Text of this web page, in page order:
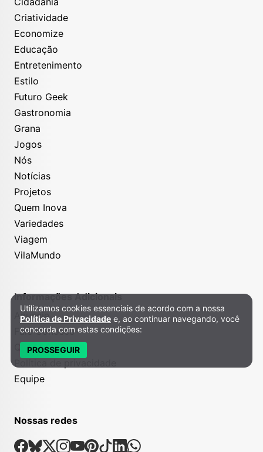
Criatividade
Economize
Educação
Entretenimento
Estilo
Futuro Geek
Gastronomia
Grana
Jogos
Nós
Notícias
Projetos
Quem Inova
Variedades
Viagem
VilaMundo
Informações Adicionais
Anuncie
Fale Conosco
Quem somos
Equipe
Nossas redes
Nossas Redes Sociais
Facebook
Bsky
X Instagram
Youtube
Pinterest
TiktokLinkedin
Whatsapp
Política de Privacidade e Cookies
Utilizamos cookies essenciais de acordo com a nossa
Política de Privacidade e, ao continuar navegando, você
concorda com estas condições:
PROSSEGUIR